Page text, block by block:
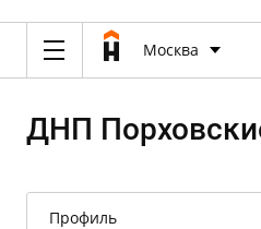
Москва
ДНП
Профиль